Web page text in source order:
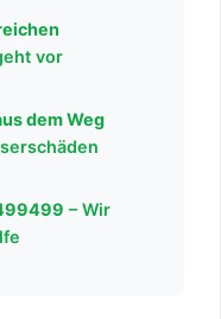
vor
dem Weg
– Wir